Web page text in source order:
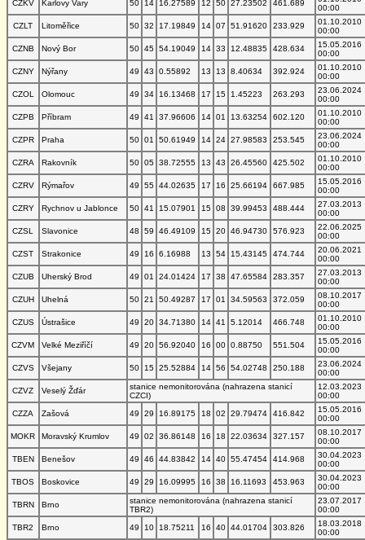
CZKV Karlovy Vary 50 14 16.27589 12 50 27.23502 461.689
00:00
CZLT
Litoměřice 50 32 17.19849 14 07 51.91620 233.929
01.10.2010
00:00
CZNB
Nový Bor 50 45 54.19049 14 33 12.48835 428.634
15.05.2016
00:00
CZNY
Nýřany 49 43 0.55892 13 13 8.40634 392.924
01.10.2010
00:00
CZOL
Olomouc 49 34 16.13468 17 15 1.45223 263.293
23.06.2024
00:00
CZPB
Příbram 49 41 37.96606 14 01 13.63254 602.120
01.10.2010
00:00
CZPR
Praha 50 01 50.61949 14 24 27.98583 253.545
23.06.2024
00:00
CZRA
Rakovník 50 05 38.72555 13 43 26.45560 425.502
01.10.2010
00:00
CZRV
Rýmařov 49 55 44.02635 17 16 25.66194 667.985
15.05.2016
00:00
CZRY
Rychnov u Jablonce 50 41 15.07901 15 08 39.99453 488.444
27.03.2013
00:00
CZSL
Slavonice 48 59 46.49109 15 20 46.94730 576.923
22.06.2025
00:00
CZST
Strakonice 49 16 6.16988 13 54 15.43145 474.744
20.06.2021
00:00
CZUB
Uherský Brod 49 01 24.01424 17 38 47.65584 283.357
27.03.2013
00:00
CZUH
Uhelná 50 21 50.49287 17 01 34.59563 372.059
08.10.2017
00:00
CZUS
Ústrašice 49 20 34.71380 14 41 5.12014 466.748
01.10.2010
00:00
CZVM
Velké Meziříčí 49 20 56.92040 16 00 0.88750 551.504
15.05.2016
00:00
CZVS
Všejany 50 15 25.52884 14 56 54.02748 250.188
23.06.2024
00:00
CZVZ
Veselý Žďár
stanice nemonitorována (nahrazena stanicí
CZCI)
12.03.2023
00:00
CZZA
Zašová 49 29 16.89175 18 02 29.79474 416.842
15.05.2016
00:00
MOKR
Moravský Krumlov 49 02 36.86148 16 18 22.03634 327.157
08.10.2017
00:00
TBEN
Benešov 49 46 44.83842 14 40 55.47454 414.968
30.04.2023
00:00
TBOS
Boskovice 49 29 16.09995 16 38 16.11693 453.963
30.04.2023
00:00
TBRN
Brno
stanice nemonitorována (nahrazena stanicí
TBR2)
23.07.2017
00:00
TBR2
Brno 49 10 18.75211 16 40 44.01704 303.826
18.03.2018
00:00